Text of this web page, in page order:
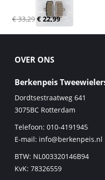
€ 33,29 € 22,99
OVER ONS
Berkenpeis
Dordtsestraatweg 641
3075BC Rotterdam
Telefoon: 010-4191945
E-mail: info@berkenpeis.nl
BTW: NL003320146B94
KvK: 78326559